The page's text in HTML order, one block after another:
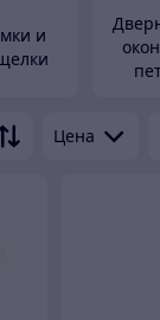
и
Цена